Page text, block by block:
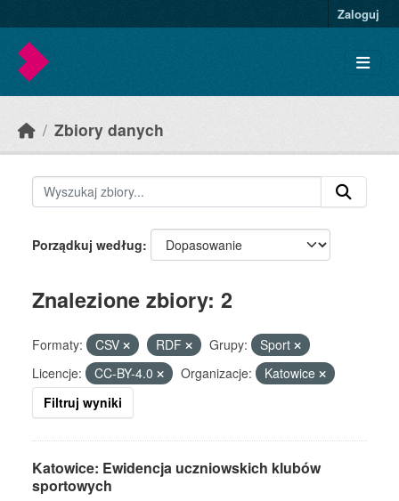
Zaloguj
Zbiory danych
Porządkuj według
Znalezione zbiory: 2
Formaty: CSV RDF Grupy:
Sport
Licencje:
CC-BY-4.0 Organizacje:
Katowice
Filtruj wyniki
Katowice: Ewidencja uczniowskich klubów
sportowych